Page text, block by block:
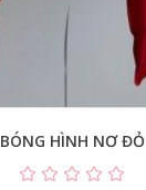
BÓNG HÌNH NƠ ĐỎ